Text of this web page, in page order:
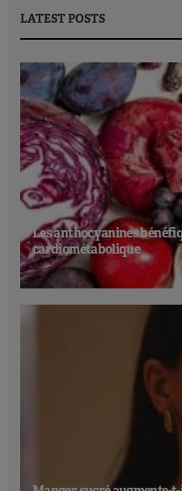
LATEST POSTS
Les anthocyanines
cardiométabolique